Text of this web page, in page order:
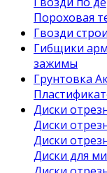
Пороховая
Гвозди
Гибщики
зажимы
Грунтовка
Диски
Диски
Диски
Диски для